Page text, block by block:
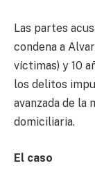
Las partes
condena a
víctimas) y 10
los delitos
avanzada de la
domiciliaria.
El caso